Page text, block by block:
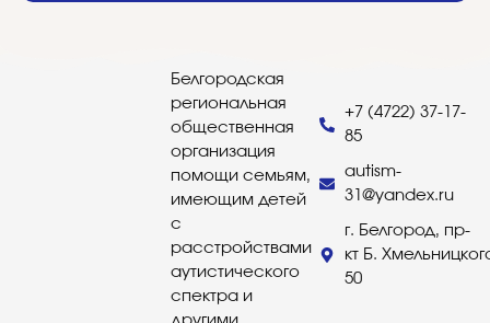
Белгородская
региональная
общественная
организация
помощи семьям,
имеющим детей
с
расстройствами
аутистического
спектра и
+7 (4722) 37-17-
85
autism-
31@yandex.ru
г. Белгород, пр-
кт Б.
50